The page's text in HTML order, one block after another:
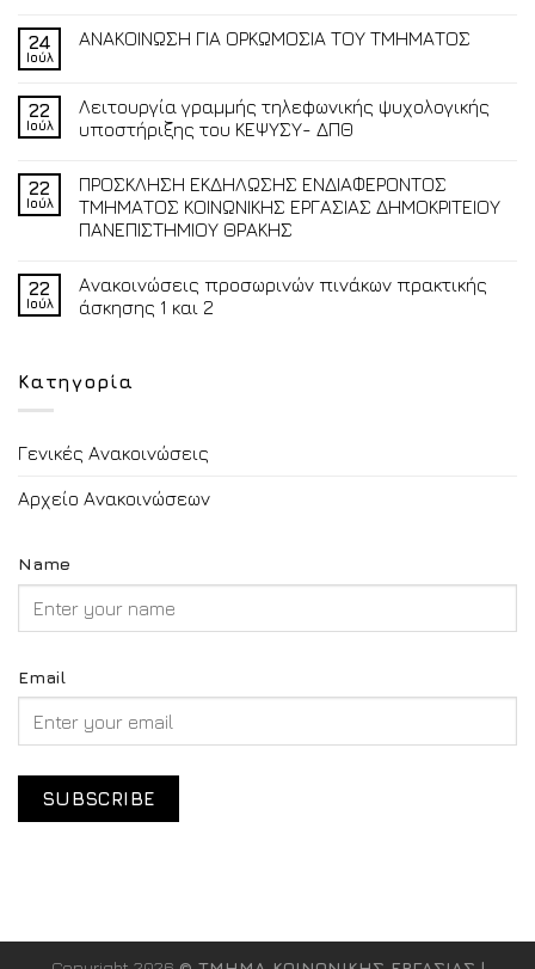
24
Ιούλ
ΑΝΑΚΟΙΝΩΣΗ ΓΙΑ ΟΡΚΩΜΟΣΙΑ ΤΟΥ ΤΜΗΜΑΤΟΣ
22
Ιούλ
Λειτουργία γραμμής τηλεφωνικής ψυχολογικής
υποστήριξης του ΚΕΨΥΣΥ- ΔΠΘ
22
Ιούλ
ΠΡΟΣΚΛΗΣΗ ΕΚΔΗΛΩΣΗΣ ΕΝΔΙΑΦΕΡΟΝΤΟΣ
ΤΜΗΜΑΤΟΣ ΚΟΙΝΩΝΙΚΗΣ ΕΡΓΑΣΙΑΣ ΔΗΜΟΚΡΙΤΕΙΟΥ
ΠΑΝΕΠΙΣΤΗΜΙΟΥ ΘΡΑΚΗΣ
22
Ιούλ
Ανακοινώσεις προσωρινών πινάκων πρακτικής
άσκησης 1 και 2
Κατηγορία
Γενικές Ανακοινώσεις
Αρχείο Ανακοινώσεων
Name
Email